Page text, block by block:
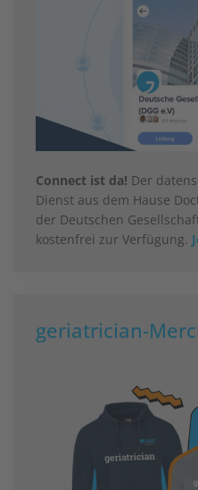
Connect ist da! Der
Dienst aus dem Hause
der Deutschen
kostenfrei zur Verfügung.
geriatrician-